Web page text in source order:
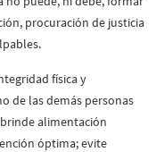
procuración de justicia
física y
de las demás personas
alimentación
óptima; evite